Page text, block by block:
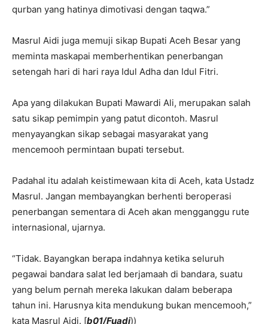
qurban yang hatinya dimotivasi dengan taqwa.”
Masrul Aidi juga memuji sikap Bupati Aceh Besar yang
meminta maskapai memberhentikan penerbangan
setengah hari di hari raya Idul Adha dan Idul Fitri.
Apa yang dilakukan Bupati Mawardi Ali, merupakan salah
satu sikap pemimpin yang patut dicontoh. Masrul
menyayangkan sikap sebagai masyarakat yang
mencemooh permintaan bupati tersebut.
Padahal itu adalah keistimewaan kita di Aceh, kata Ustadz
Masrul. Jangan membayangkan berhenti beroperasi
penerbangan sementara di Aceh akan mengganggu rute
internasional, ujarnya.
“Tidak. Bayangkan berapa indahnya ketika seluruh
pegawai bandara salat Ied berjamaah di bandara, suatu
yang belum pernah mereka lakukan dalam beberapa
tahun ini. Harusnya kita mendukung bukan mencemooh,”
kata Masrul Aidi. [b01/Fuadi))